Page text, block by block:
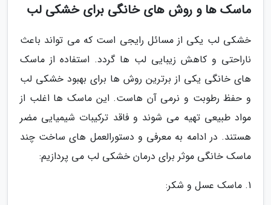
ماسک ها و روش های خانگی برای خشکی لب
خشکی لب یکی از مسائل رایجی است که می تواند باعث
ناراحتی و کاهش زیبایی لب ها گردد. استفاده از ماسک
های خانگی یکی از برترین روش ها برای بهبود خشکی لب
و حفظ رطوبت و نرمی آن هاست. این ماسک ها اغلب از
مواد طبیعی تهیه می شوند و فاقد ترکیبات شیمیایی مضر
هستند. در ادامه به معرفی و دستورالعمل های ساخت چند
ماسک خانگی موثر برای درمان خشکی لب می پردازیم:
1. ماسک عسل و شکر: